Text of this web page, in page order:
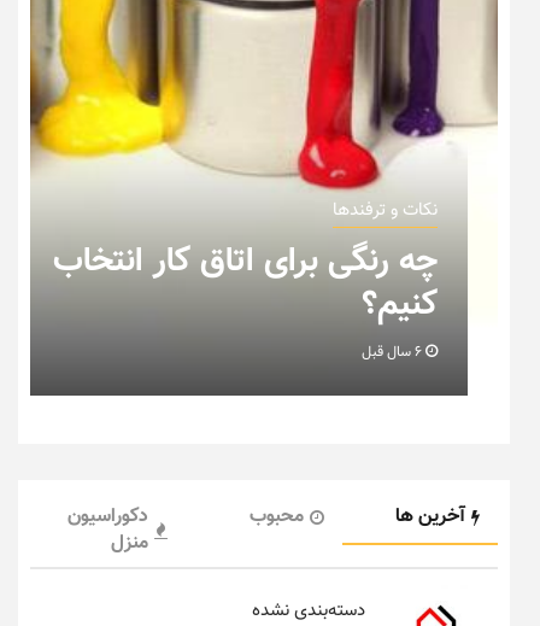
نکات و ترفندها
چه رنگی برای اتاق کار انتخاب
کنیم؟
آخرین ها محبوب
دکوراسیون
منزل
دسته‌بندی نشده